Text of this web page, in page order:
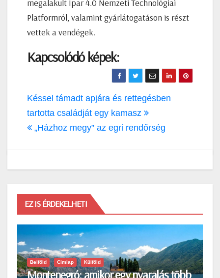
megalakult Ipar 4.0 Nemzeti Technológiai
Platformról, valamint gyárlátogatáson is részt
vettek a vendégek.
Kapcsolódó képek:
Bejegyzés
navigáció
Késsel támadt apjára és rettegésben
tartotta családját egy kamasz
„Házhoz megy” az egri rendőrség
EZ IS ÉRDEKELHETI
Belföld Címlap Külföld
Montenegró: amikor egy nyaralás több